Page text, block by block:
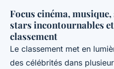
Focus cinéma,
stars incontournables
classement
Le classement met en
des célébrités dans